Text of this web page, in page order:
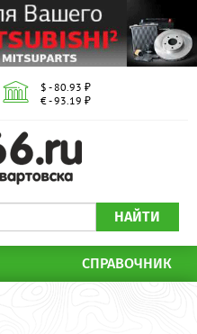
$ - 80.93 ₽
€ - 93.19 ₽
НАЙТИ
СПРАВОЧНИК